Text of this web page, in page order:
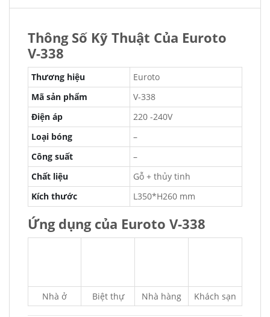
Thông Số Kỹ Thuật Của Euroto
V-338
Thương hiệu
Euroto
Mã sản phẩm
V-338
Điện áp
220 -240V
Loại bóng
–
Công suất
–
Chất liệu
Gỗ + thủy tinh
Kích thước
L350*H260 mm
Ứng dụng của Euroto V-338
Nhà ở Biệt thự Nhà hàng Khách sạn